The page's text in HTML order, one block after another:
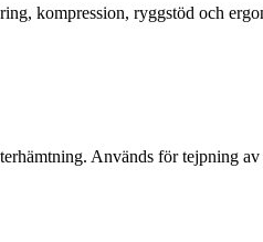
kompression, ryggstöd och
Används för tejpning